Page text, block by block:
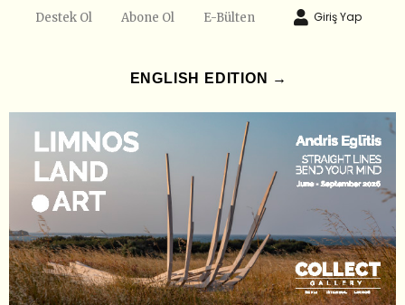
Destek Ol Abone Ol E-Bülten Giriş Yap
ENGLISH EDITION →